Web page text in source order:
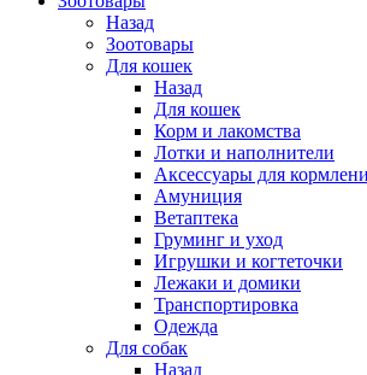
Назад
Зоотовары
Для кошек
Назад
Для кошек
Корм и лакомства
Лотки и наполнители
Аксессуары для
Амуниция
Ветаптека
Груминг и уход
Игрушки и когтеточки
Лежаки и домики
Транспортировка
Одежда
Для собак
Назад